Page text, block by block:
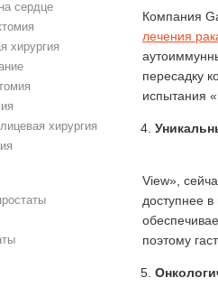
сердце
хирургия
хирургия
Компания
лечения
пересадку
испытания
View»,
доступнее
поэтому